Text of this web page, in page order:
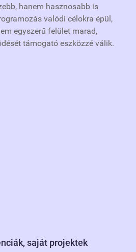
hanem hasznosabb is
valódi célokra épül,
egyszerű felület marad,
támogató eszközzé válik.
saját projektek